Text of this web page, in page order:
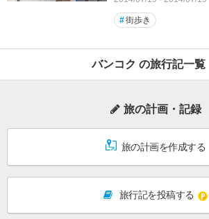
#街歩き
バンコク の旅行記一覧
旅の計画・記録
旅の計画を作成する
旅行記を投稿する